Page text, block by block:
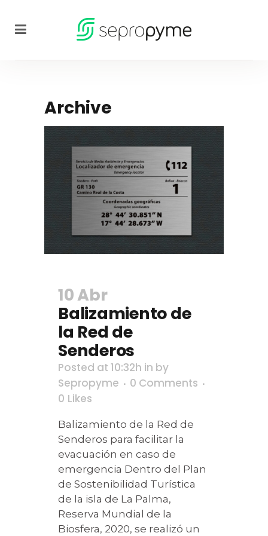
Archive
10 Abr
Balizamiento de
la Red de
Senderos
Posted at 10:32h in by
Sepropyme
0 Comments
0 Likes
Balizamiento de la Red de
Senderos para facilitar la
evacuación en caso de
emergencia Dentro del Plan
de Sostenibilidad Turística
de la isla de La Palma,
Reserva Mundial de la
Biosfera, 2020, se realizó un